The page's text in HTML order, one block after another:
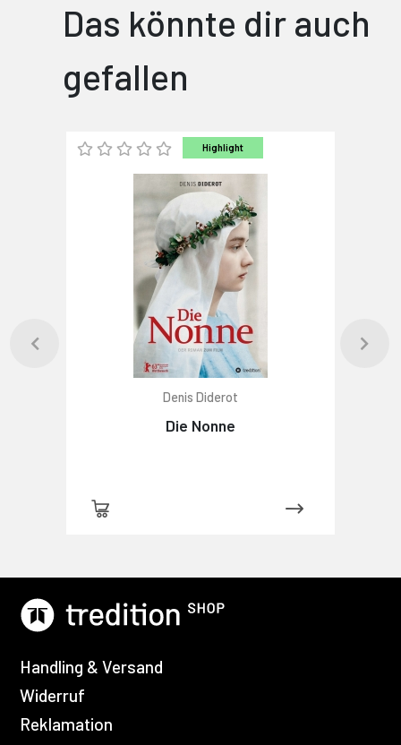
Das könnte dir auch
gefallen
Highlight
Denis Diderot
Die Nonne
Handling & Versand
Widerruf
Reklamation